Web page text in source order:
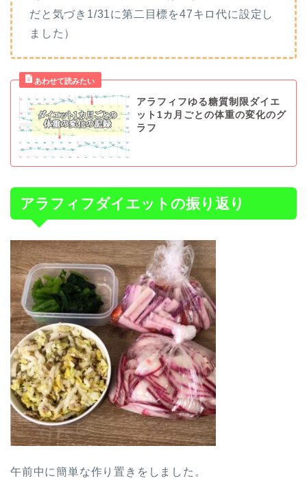
だと気づき1/31に第二目標を47キロ代に設定し
ました）
アラフィフゆる糖質制限ダイエ
ット1カ月ごとの体重の変化のグ
ラフ
アラフィフダイエットの振り返り
午前中に簡単な作り置きをしました。